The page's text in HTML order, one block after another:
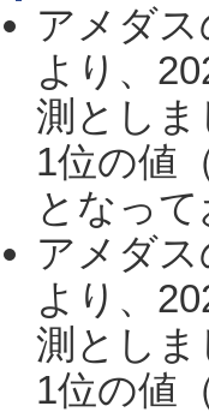
アメダ
より、
測としま
1位の値
となっ
アメダ
より、
測としま
1位の値